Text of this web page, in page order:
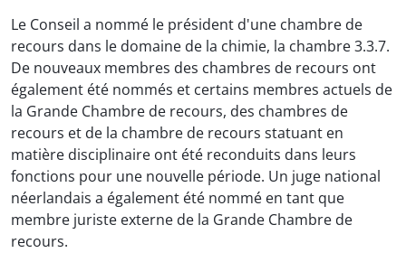
Le Conseil a nommé le président d'une chambre de
recours dans le domaine de la chimie, la chambre 3.3.7.
De nouveaux membres des chambres de recours ont
également été nommés et certains membres actuels de
la Grande Chambre de recours, des chambres de
recours et de la chambre de recours statuant en
matière disciplinaire ont été reconduits dans leurs
fonctions pour une nouvelle période. Un juge national
néerlandais a également été nommé en tant que
membre juriste externe de la Grande Chambre de
recours.